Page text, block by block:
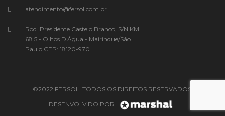
atendimento@fersol.com.br
Rod. Presidente Castelo Branco, S/N KM
68.5 - Olhos D'Água - Mairinque/São
Paulo CEP: 18120-970
©2022 FERSOL. TODOS OS DIREITOS RESERVADOS.
DESENVOLVIDO POR